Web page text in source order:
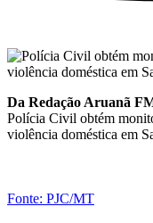
Da Redação Aruanã
Polícia Civil obtém
violência doméstica em
Fonte: PJC/MT